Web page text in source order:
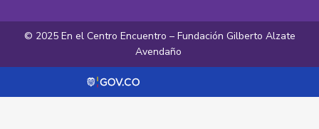
© 2025 En el Centro Encuentro – Fundación Gilberto Alzate
Avendaño